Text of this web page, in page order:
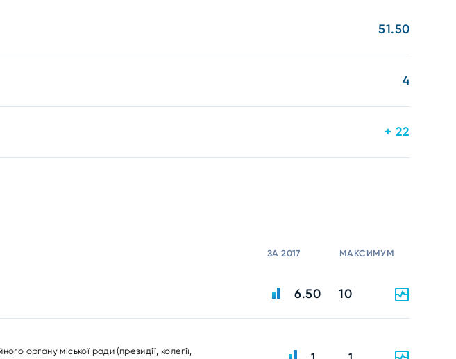
51.50
4
+ 22
ЗА 2017 МАКСИМУМ
6.50 10
органу міської ради (президії, колегії,